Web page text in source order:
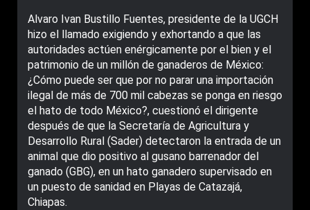
Alvaro Ivan Bustillo Fuentes, presidente de la UGCH
hizo el llamado exigiendo y exhortando a que las
autoridades actúen enérgicamente por el bien y el
patrimonio de un millón de ganaderos de México:
¿Cómo puede ser que por no parar una importación
ilegal de más de 700 mil cabezas se ponga en riesgo
el hato de todo México?, cuestionó el dirigente
después de que la Secretaría de Agricultura y
Desarrollo Rural (Sader) detectaron la entrada de un
animal que dio positivo al gusano barrenador del
ganado (GBG), en un hato ganadero supervisado en
un puesto de sanidad en Playas de Catazajá,
Chiapas.